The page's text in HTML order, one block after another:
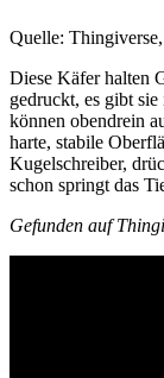
Quelle:
Diese Käfer halten
gedruckt, es gibt
können obendrein
harte, stabile
Kugelschreiber,
schon springt das
Gefunden auf